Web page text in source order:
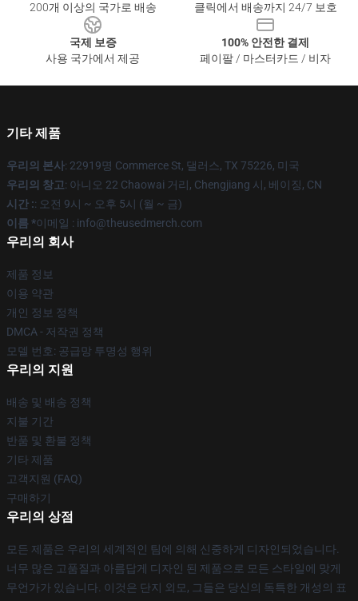
200개 이상의 국가로 배송
클릭에서 배송까지 24/7 보호
국제 보증
사용 국가에서 제공
100% 안전한 결제
페이팔 / 마스터카드 / 비자
기타 제품
우리의 본사: 22919명 Commerce St, 댈러스, TX 75226, 미국
우리의 창고: 아니오 22 Chaowai 거리, Chengjiang 시, 베이징, CN
시간 :: 오전 9시 ~ 오후 5시 (월 ~ 금)
이름 *이메일 : info@theusedmerch.com
우리의 회사
제품 정보
이용 약관
개인 정보 정책
DMCA - 저작권 정책
모델 번호: 공급망 투명성 행위
우리의 지원
배송 및 배송 정책
지불 기간
반품 및 환불 정책
기타 제품
고객지원 (FAQ)
구매하기
우리의 상점
모든 제품은 우리의 세계적인 팀에 의해 신중하게 디자인되었습니다.
너무 많은 고품질과 아름답게 디자인 된 제품으로 모든 스타일에 맞게
무언가가 있습니다. 이것은 단지 외모, 그들은 당신의 독특한 개성의 표